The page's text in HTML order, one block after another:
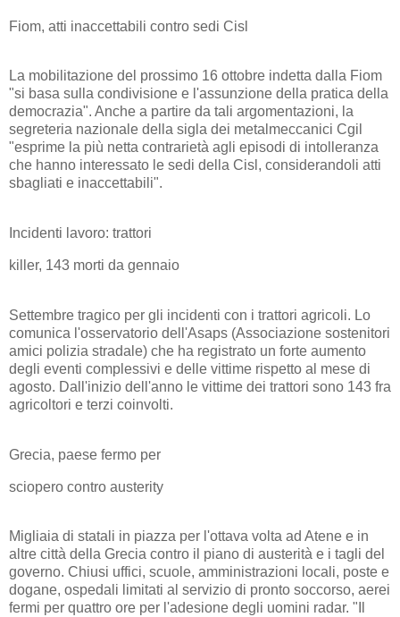
Fiom, atti inaccettabili contro sedi Cisl
La mobilitazione del prossimo 16 ottobre indetta dalla Fiom
"si basa sulla condivisione e l'assunzione della pratica della
democrazia". Anche a partire da tali argomentazioni, la
segreteria nazionale della sigla dei metalmeccanici Cgil
"esprime la più netta contrarietà agli episodi di intolleranza
che hanno interessato le sedi della Cisl, considerandoli atti
sbagliati e inaccettabili".
Incidenti lavoro: trattori
killer, 143 morti da gennaio
Settembre tragico per gli incidenti con i trattori agricoli. Lo
comunica l'osservatorio dell'Asaps (Associazione sostenitori
amici polizia stradale) che ha registrato un forte aumento
degli eventi complessivi e delle vittime rispetto al mese di
agosto. Dall'inizio dell'anno le vittime dei trattori sono 143 fra
agricoltori e terzi coinvolti.
Grecia, paese fermo per
sciopero contro austerity
Migliaia di statali in piazza per l'ottava volta ad Atene e in
altre città della Grecia contro il piano di austerità e i tagli del
governo. Chiusi uffici, scuole, amministrazioni locali, poste e
dogane, ospedali limitati al servizio di pronto soccorso, aerei
fermi per quattro ore per l'adesione degli uomini radar. "Il